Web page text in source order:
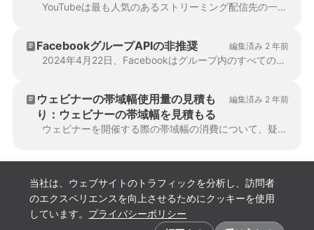
当社は、ウェブサイトのトラフィックを分析し、訪問者
のエクスペリエンスを向上させるためにクッキーを使用
しています。 プライバシーポリシー
YouTubeは最も人気のあるストリーミング配信先の一つです。Wave.videoでYouTubeへのストリームを設定するプロセスは、他の...
FacebookグループAPIの非推奨 編集済み 2 年前
2024年4月22日、Facebookはグループ内のすべてのサードパーティアプリを削除しました。残念ながら、これはFacebookグループをデスティ...
ウェビナーの帯域幅使用量の見積も
り：ウェビナーの帯域幅を見積もる
編集済み 2 年前
ウェビナーを開催する際の帯域幅の消費について、疑問に思ったことはありませんか？シームレスなストリーミングを実現するには、正確な帯域幅の見積もりが不可欠です。
クッキーの設定